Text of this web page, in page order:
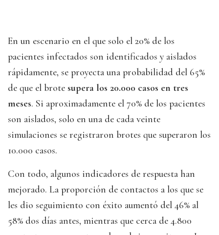
En un escenario en el que solo el 20% de los
pacientes infectados son identificados y aislados
rápidamente, se proyecta una probabilidad del 65%
de que el brote supera los 20.000 casos en tres
meses. Si aproximadamente el 70% de los pacientes
son aislados, solo en una de cada veinte
simulaciones se registraron brotes que superaron los
10.000 casos.
Con todo, algunos indicadores de respuesta han
mejorado. La proporción de contactos a los que se
les dio seguimiento con éxito aumentó del 46% al
58% dos días antes, mientras que cerca de 4.800